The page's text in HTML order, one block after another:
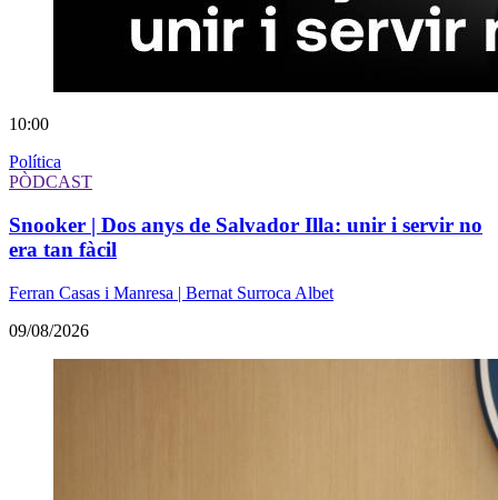
10:00
Política
PÒDCAST
Snooker | Dos anys de Salvador Illa: unir i servir no
era tan fàcil
Ferran Casas i Manresa | Bernat Surroca Albet
09/08/2026